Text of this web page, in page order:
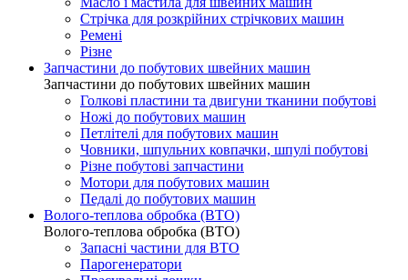
Стрічка для розкрійних стрічкових машин
Ремені
Різне
Запчастини до побутових швейних машин
Запчастини до побутових швейних машин
Голкові пластини та двигуни тканини побутові
Ножі до побутових машин
Петлітелі для побутових машин
Човники, шпульних ковпачки, шпулі побутові
Різне побутові запчастини
Мотори для побутових машин
Педалі до побутових машин
Волого-теплова обробка (ВТО)
Волого-теплова обробка (ВТО)
Запасні частини для ВТО
Парогенератори